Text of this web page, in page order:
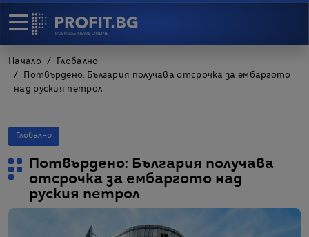
Начало
Глобално
Потвърдено: България получава отсрочка за ембаргото
над руския петрол
Глобално
Потвърдено: България получава
отсрочка за ембаргото над
руския петрол